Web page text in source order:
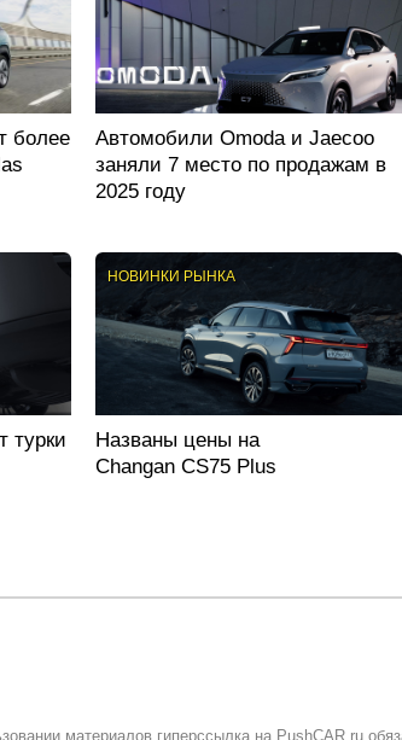
более
Автомобили Omoda и Jaecoo
заняли 7 место по продажам в
2025 году
турки
НОВИНКИ РЫНКА
Названы цены на
Changan CS75 Plus
материалов гиперссылка на PushCAR.ru